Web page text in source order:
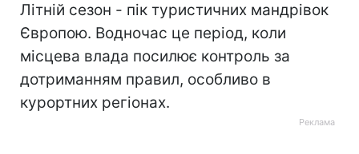
Літній сезон - пік туристичних мандрівок
Європою. Водночас це період, коли
місцева влада посилює контроль за
дотриманням правил, особливо в
курортних регіонах.